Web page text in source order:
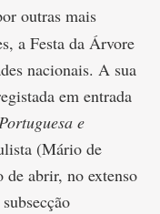
outras mais
a Festa da Árvore
nacionais. A sua
em entrada
e
(Mário de
de abrir, no extenso